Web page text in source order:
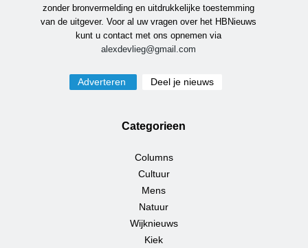
zonder bronvermelding en uitdrukkelijke toestemming
van de uitgever. Voor al uw vragen over het HBNieuws
kunt u contact met ons opnemen via
alexdevlieg@gmail.com
Adverteren Deel je nieuws
Categorieen
Columns
Cultuur
Mens
Natuur
Wijknieuws
Kiek